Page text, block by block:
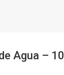
Água – 10